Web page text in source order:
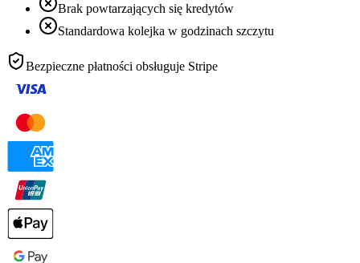
Brak powtarzających się kredytów
Standardowa kolejka w godzinach szczytu
Bezpieczne płatności obsługuje Stripe